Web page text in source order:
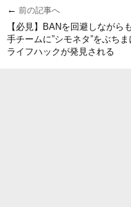
← 前の記事へ
【必見】BANを回避しながら
手チームに”シモネタ”をぶちま
ライフハックが発見される